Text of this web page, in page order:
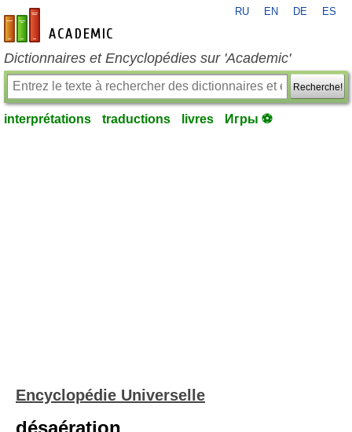
fr-academic.com
RU EN DE ES
Dictionnaires et Encyclopédies sur 'Academic'
Recherche!
interprétations traductions livres Игры ⚽
Encyclopédie Universelle
désaération